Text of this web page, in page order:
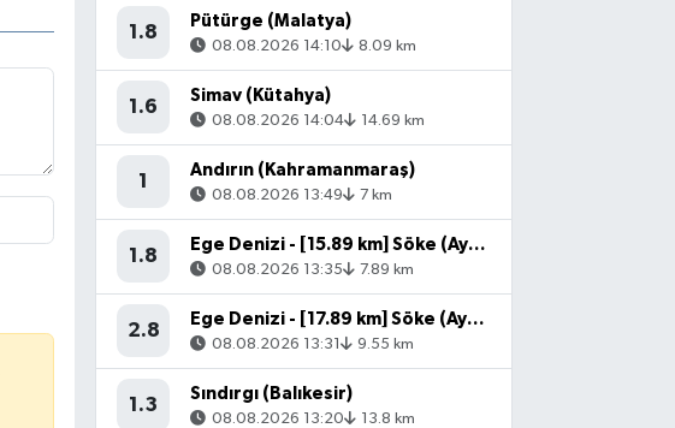
1.8
Pütürge (Malatya)
08.08.2026 14:10 8.09 km
1.6
Simav (Kütahya)
08.08.2026 14:04 14.69 km
1
Andırın (Kahramanmaraş)
08.08.2026 13:49 7 km
1.8
Ege Denizi - [15.89 km] Söke (Aydın)
08.08.2026 13:35 7.89 km
2.8
Ege Denizi - [17.89 km] Söke (Aydın)
08.08.2026 13:31 9.55 km
1.3
Sındırgı (Balıkesir)
08.08.2026 13:20 13.8 km